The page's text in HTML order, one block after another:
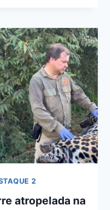
2
atropelada na